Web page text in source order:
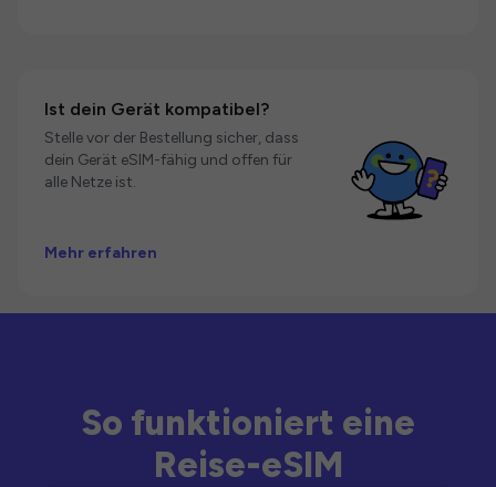
Ist dein Gerät kompatibel?
Stelle vor der Bestellung sicher, dass
dein Gerät eSIM-fähig und offen für
alle Netze ist.
Mehr erfahren
So funktioniert eine
Reise-eSIM